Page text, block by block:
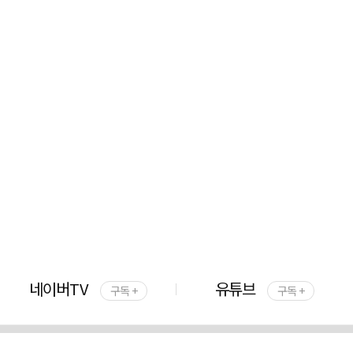
네이버TV 구독 + 유튜브 구독 +